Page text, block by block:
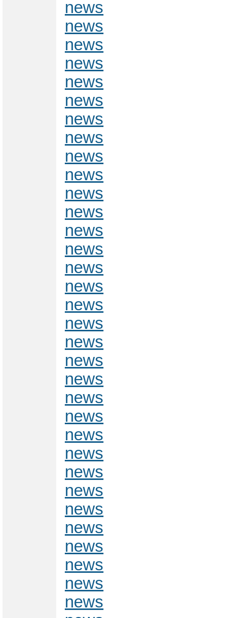
news
news
news
news
news
news
news
news
news
news
news
news
news
news
news
news
news
news
news
news
news
news
news
news
news
news
news
news
news
news
news
news
news